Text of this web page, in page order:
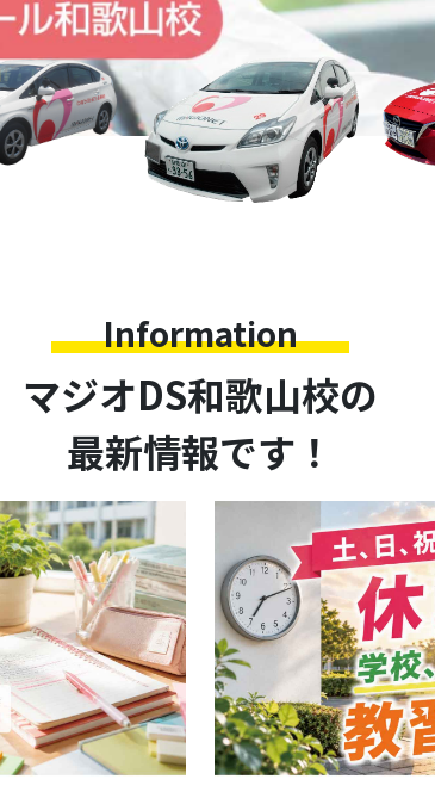
Information
マジオDS和歌山校の
最新情報です！